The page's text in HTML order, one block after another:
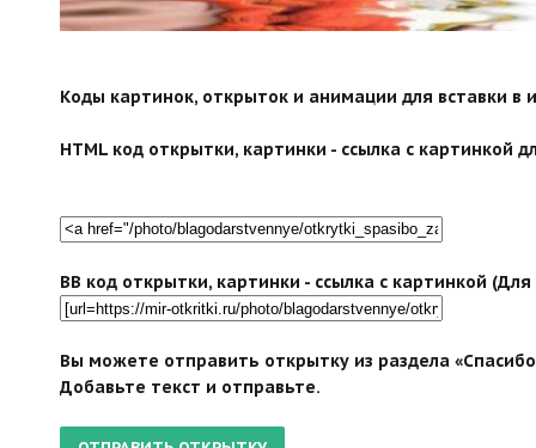
Коды картинок, открыток и анимации для вставки в
HTML код открытки, картинки - ссылка с картинкой
BB код открытки, картинки - ссылка с картинкой
Вы можете отправить открытку из раздела
Добавьте текст и отправьте.